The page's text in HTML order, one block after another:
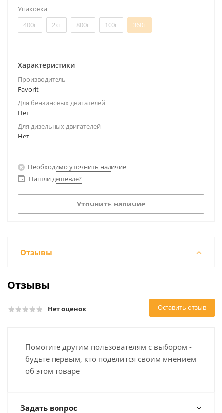
Упаковка
400г
2кг 800г 100г 360г
Характеристики
Производитель
Favorit
Для бензиновых двигателей
Нет
Для дизельных двигателей
Нет
Необходимо уточнить наличие
Нашли дешевле?
Уточнить наличие
Отзывы
Отзывы
Нет оценок Оставить отзыв
Помогите другим пользователям с выбором -
будьте первым, кто поделится своим мнением
об этом товаре
Задать вопрос